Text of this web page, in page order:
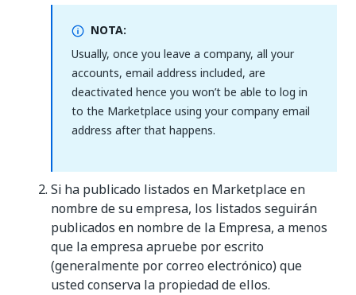
NOTA:
Usually, once you leave a company, all your
accounts, email address included, are
deactivated hence you won’t be able to log in
to the Marketplace using your company email
address after that happens.
Si ha publicado listados en Marketplace en
nombre de su empresa, los listados seguirán
publicados en nombre de la Empresa, a menos
que la empresa apruebe por escrito
(generalmente por correo electrónico) que
usted conserva la propiedad de ellos.